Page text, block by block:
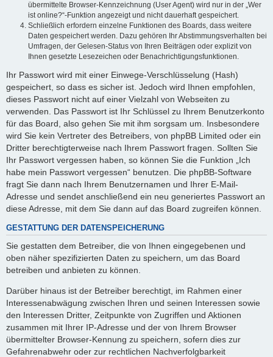
übermittelte Browser-Kennzeichnung (User Agent) wird nur in der „Wer
ist online?“-Funktion angezeigt und nicht dauerhaft gespeichert.
Schließlich erfordern einzelne Funktionen des Boards, dass weitere
Daten gespeichert werden. Dazu gehören Ihr Abstimmungsverhalten bei
Umfragen, der Gelesen-Status von Ihren Beiträgen oder explizit von
Ihnen gesetzte Lesezeichen oder Benachrichtigungsfunktionen.
Ihr Passwort wird mit einer Einwege-Verschlüsselung (Hash)
gespeichert, so dass es sicher ist. Jedoch wird Ihnen empfohlen,
dieses Passwort nicht auf einer Vielzahl von Webseiten zu
verwenden. Das Passwort ist Ihr Schlüssel zu Ihrem Benutzerkonto
für das Board, also gehen Sie mit ihm sorgsam um. Insbesondere
wird Sie kein Vertreter des Betreibers, von phpBB Limited oder ein
Dritter berechtigterweise nach Ihrem Passwort fragen. Sollten Sie
Ihr Passwort vergessen haben, so können Sie die Funktion „Ich
habe mein Passwort vergessen“ benutzen. Die phpBB-Software
fragt Sie dann nach Ihrem Benutzernamen und Ihrer E-Mail-
Adresse und sendet anschließend ein neu generiertes Passwort an
diese Adresse, mit dem Sie dann auf das Board zugreifen können.
GESTATTUNG DER DATENSPEICHERUNG
Sie gestatten dem Betreiber, die von Ihnen eingegebenen und
oben näher spezifizierten Daten zu speichern, um das Board
betreiben und anbieten zu können.
Darüber hinaus ist der Betreiber berechtigt, im Rahmen einer
Interessenabwägung zwischen Ihren und seinen Interessen sowie
den Interessen Dritter, Zeitpunkte von Zugriffen und Aktionen
zusammen mit Ihrer IP-Adresse und der von Ihrem Browser
übermittelter Browser-Kennung zu speichern, sofern dies zur
Gefahrenabwehr oder zur rechtlichen Nachverfolgbarkeit